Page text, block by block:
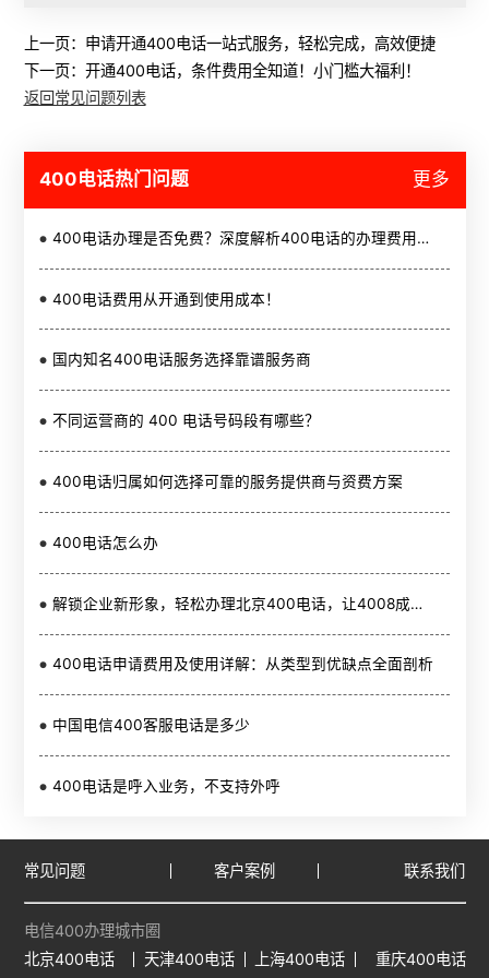
上一页： 申请开通400电话一站式服务，轻松完成，高效便捷
下一页： 开通400电话，条件费用全知道！小门槛大福利！
返回常见问题列表
400电话热门问题 更多
400电话办理是否免费？深度解析400电话的办理费用与价值
400电话费用从开通到使用成本！
国内知名400电话服务选择靠谱服务商
不同运营商的 400 电话号码段有哪些？
400电话归属如何选择可靠的服务提供商与资费方案
400电话怎么办
解锁企业新形象，轻松办理北京400电话，让4008成为您的信赖桥梁
400电话申请费用及使用详解：从类型到优缺点全面剖析
中国电信400客服电话是多少
400电话是呼入业务，不支持外呼
常见问题 客户案例 联系我们
电信400办理城市圈
北京400电话
天津400电话 上海400电话 重庆400电话